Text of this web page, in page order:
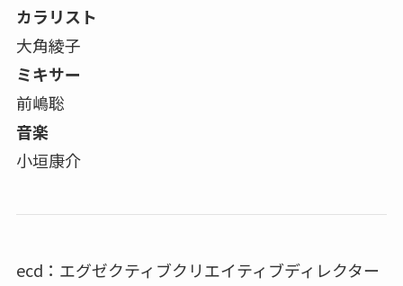
カラリスト
大角綾子
ミキサー
前嶋聡
音楽
小垣康介
ecd：エグゼクティブクリエイティブディレクター